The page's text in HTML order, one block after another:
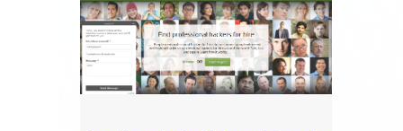
memoria RAM está disponible en el
smartphone o la tablet *#*#34971539#*#* :
Visualiza la información detallada d...